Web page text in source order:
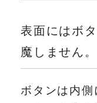
表面にはボ
魔しません。
ボタンは内